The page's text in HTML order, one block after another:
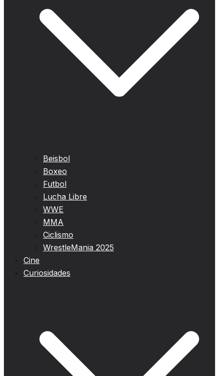
Beisbol
Boxeo
Futbol
Lucha Libre
WWE
MMA
Ciclismo
WrestleMania 2025
Cine
Curiosidades